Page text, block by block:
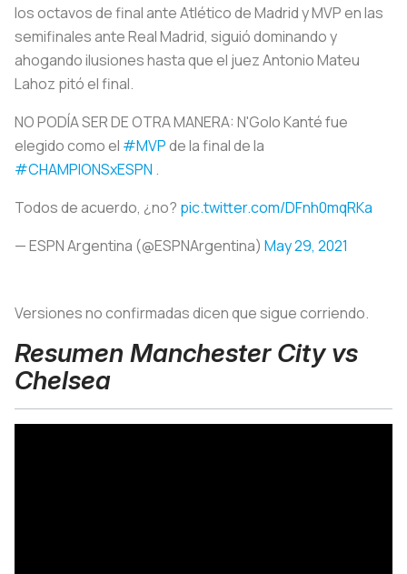
los octavos de final ante Atlético de Madrid y MVP en las
semifinales ante Real Madrid, siguió dominando y
ahogando ilusiones hasta que el juez Antonio Mateu
Lahoz pitó el final.
NO PODÍA SER DE OTRA MANERA: N'Golo Kanté fue
elegido como el #MVPde la final de la
#CHAMPIONSxESPN .
Todos de acuerdo, ¿no? pic.twitter.com/DFnh0mqRKa
— ESPN Argentina (@ESPNArgentina) May 29, 2021
Versiones no confirmadas dicen que sigue corriendo.
Resumen Manchester City vs
Chelsea